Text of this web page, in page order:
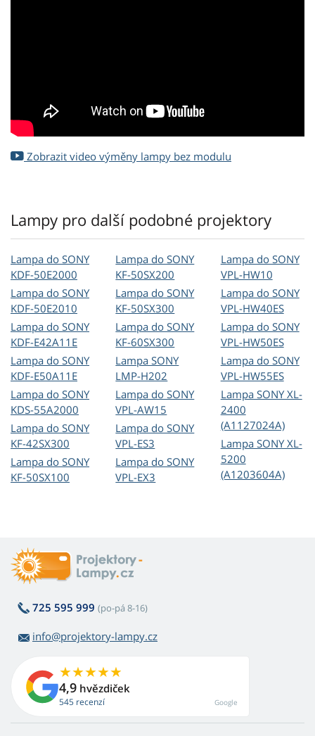
Zobrazit video výměny lampy bez modulu
Lampy pro další podobné projektory
Lampa do SONY
KDF-50E2000
Lampa do SONY
KDF-50E2010
Lampa do SONY
KDF-E42A11E
Lampa do SONY
KDF-E50A11E
Lampa do SONY
KDS-55A2000
Lampa do SONY
KF-42SX300
Lampa do SONY
KF-50SX100
Lampa do SONY
KF-50SX200
Lampa do SONY
KF-50SX300
Lampa do SONY
KF-60SX300
Lampa SONY
LMP-H202
Lampa do SONY
VPL-AW15
Lampa do SONY
VPL-ES3
Lampa do SONY
VPL-EX3
Lampa do SONY
VPL-HW10
Lampa do SONY
VPL-HW40ES
Lampa do SONY
VPL-HW50ES
Lampa do SONY
VPL-HW55ES
Lampa SONY XL-
2400
(A1127024A)
Lampa SONY XL-
5200
(A1203604A)
725 595 999 (po-pá 8-16)
info@projektory-lampy.cz
4,9 hvězdiček
545 recenzí Google